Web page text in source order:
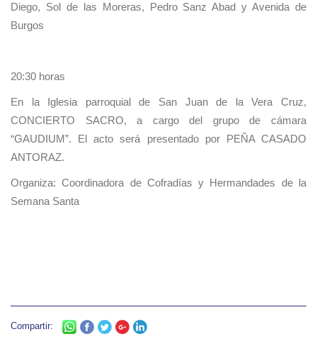
Diego, Sol de las Moreras, Pedro Sanz Abad y Avenida de
Burgos
20:30 horas
En la Iglesia parroquial de San Juan de la Vera Cruz,
CONCIERTO SACRO, a cargo del grupo de cámara
“GAUDIUM”. El acto será presentado por PEÑA CASADO
ANTORAZ.
Organiza: Coordinadora de Cofradías y Hermandades de la
Semana Santa
Compartir: